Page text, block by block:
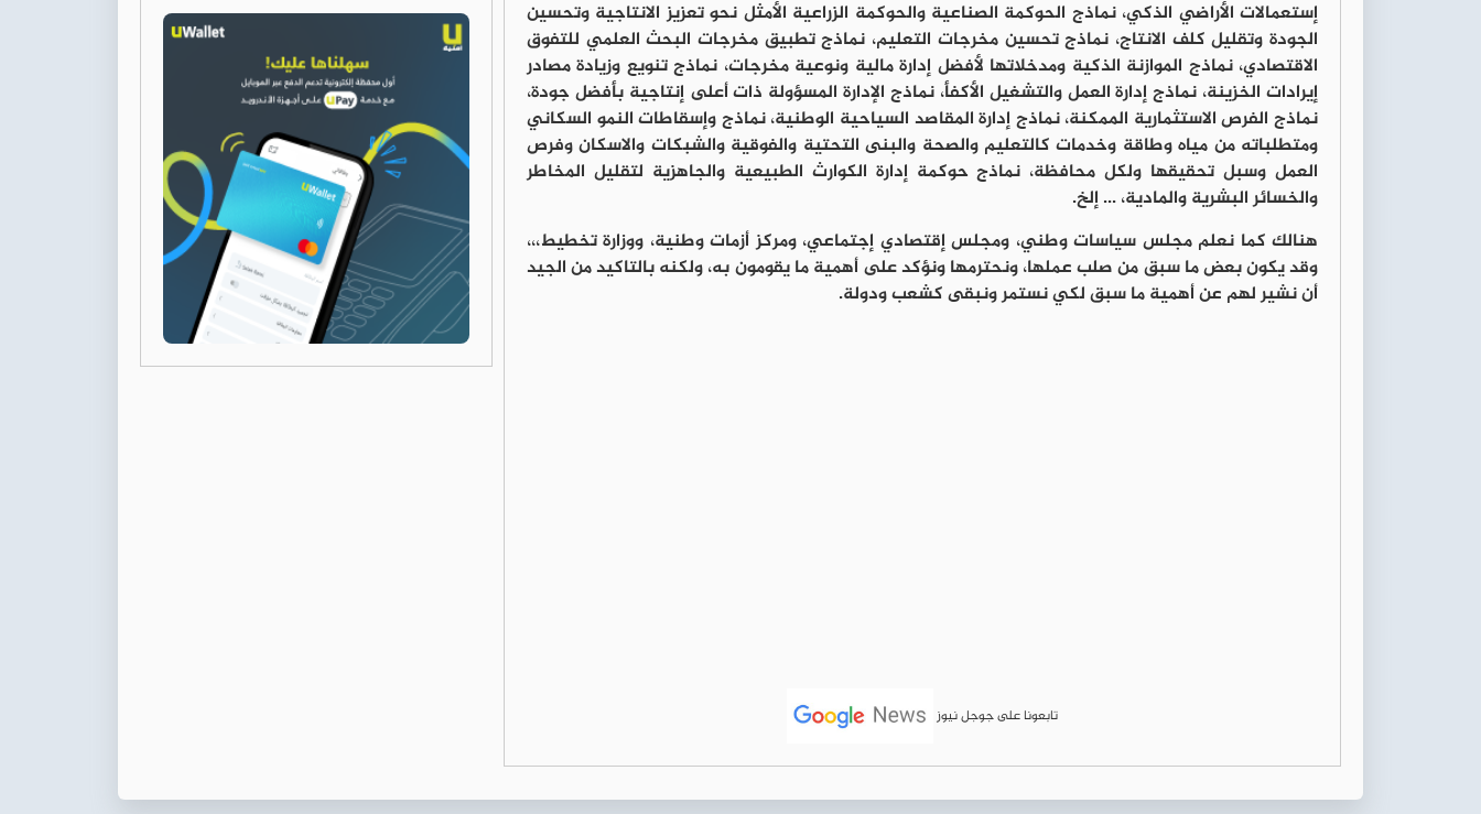
إستعمالات الأراضي الذكي، نماذج الحوكمة الصناعية والحوكمة الزراعية الأمثل نحو تعزيز الانتاجية وتحسين
الجودة وتقليل كلف الانتاج، نماذج تحسين مخرجات التعليم، نماذج تطبيق مخرجات البحث العلمي للتفوق
الاقتصادي، نماذج الموازنة الذكية ومدخلاتها لأفضل إدارة مالية ونوعية مخرجات، نماذج تنويع وزيادة مصادر
إيرادات الخزينة، نماذج إدارة العمل والتشغيل الأكفأ، نماذج الإدارة المسؤولة ذات أعلى إنتاجية بأفضل جودة،
نماذج الفرص الاستثمارية الممكنة، نماذج إدارة المقاصد السياحية الوطنية، نماذج وإسقاطات النمو السكاني
ومتطلباته من مياه وطاقة وخدمات كالتعليم والصحة والبنى التحتية والفوقية والشبكات والاسكان وفرص
العمل وسبل تحقيقها ولكل محافظة، نماذج حوكمة إدارة الكوارث الطبيعية والجاهزية لتقليل المخاطر
والخسائر البشرية والمادية، ... إلخ.
هنالك كما نعلم مجلس سياسات وطني، ومجلس إقتصادي إجتماعي، ومركز أزمات وطنية، ووزارة تخطيط،،،
وقد يكون بعض ما سبق من صلب عملها، ونحترمها ونؤكد على أهمية ما يقومون به، ولكنه بالتاكيد من الجيد
أن نشير لهم عن أهمية ما سبق لكي نستمر ونبقى كشعب ودولة.
تابعونا على جوجل نيوز